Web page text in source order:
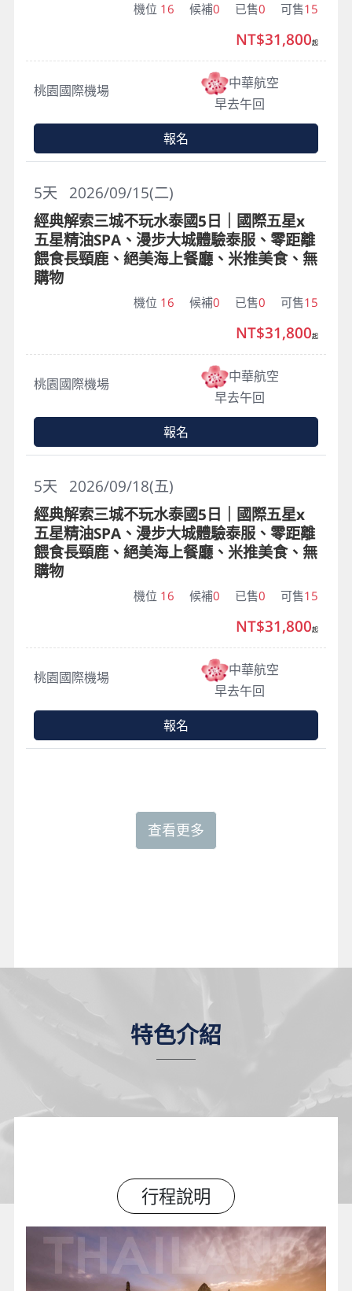
特色介紹
行程說明
機位 16 候補0 已售0 可售15
桃園國際機場
中華航空
早去午回
NT$31,800起
報名
2026/09/15(二)
5天
經典解索三城不玩水泰國5日｜國際五星x
五星精油SPA、漫步大城體驗泰服、零距離
餵食長頸鹿、絕美海上餐廳、米推美食、無
購物
機位 16 候補0 已售0 可售15
桃園國際機場
中華航空
早去午回
NT$31,800起
報名
2026/09/18(五)
5天
經典解索三城不玩水泰國5日｜國際五星x
五星精油SPA、漫步大城體驗泰服、零距離
餵食長頸鹿、絕美海上餐廳、米推美食、無
購物
機位 16 候補0 已售0 可售15
桃園國際機場
中華航空
早去午回
NT$31,800起
報名
查看更多